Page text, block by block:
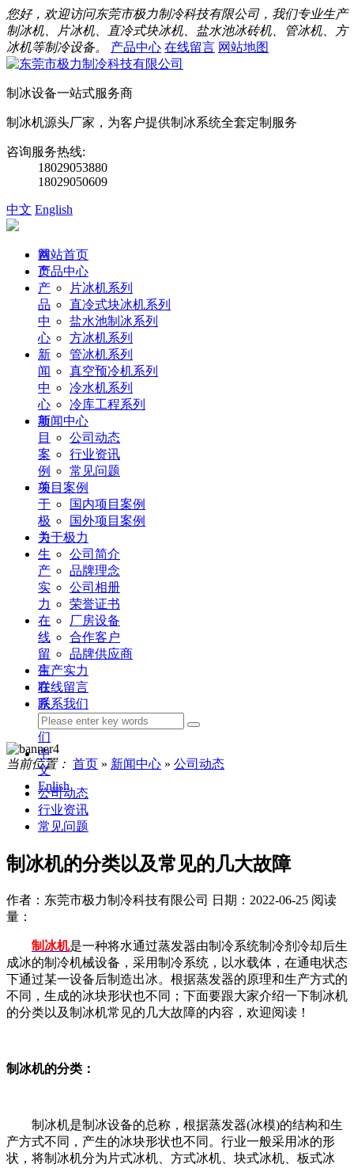
您好，欢迎访问东莞市极力制冷科技有限公司，我们专业生产
制冰机、片冰机、直冷式块冰机、盐水池冰砖机、管冰机、方
冰机等制冷设备。
产品中心 在线留言 网站地图
制冰设备一站式服务商
制冰机源头厂家，为客户提供制冰系统全套定制服务
咨询服务热线:
18029053880
18029050609
中文 English
首
页
产
品
中
心
新
闻
中
心
项
目
案
例
关
于
极
力
生
产
实
力
在
线
留
言
联
系
我
们
中
文
Enlish
网站首页
产品中心
片冰机系列
直冷式块冰机系列
盐水池制冰系列
方冰机系列
管冰机系列
真空预冷机系列
冷水机系列
冷库工程系列
新闻中心
公司动态
行业资讯
常见问题
项目案例
国内项目案例
国外项目案例
关于极力
公司简介
品牌理念
公司相册
荣誉证书
厂房设备
合作客户
品牌供应商
生产实力
在线留言
联系我们
当前位置： 首页 » 新闻中心 » 公司动态
公司动态
行业资讯
常见问题
制冰机的分类以及常见的几大故障
作者：东莞市极力制冷科技有限公司 日期：2022-06-25 阅读
量：
制冰机是一种将水通过蒸发器由制冷系统制冷剂冷却后生
成冰的制冷机械设备，采用制冷系统，以水载体，在通电状态
下通过某一设备后制造出冰。根据蒸发器的原理和生产方式的
不同，生成的冰块形状也不同；下面要跟大家介绍一下制冰机
的分类以及制冰机常见的几大故障的内容，欢迎阅读！
制冰机的分类：
制冰机是制冰设备的总称，根据蒸发器(冰模)的结构和生
产方式不同，产生的冰块形状也不同。行业一般采用冰的形
状，将制冰机分为片式冰机、方式冰机、块式冰机、板式冰